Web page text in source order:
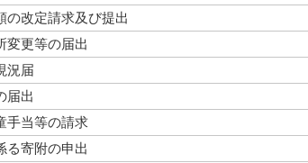
の改定請求及び提出
変更等の届出
況届
届出
手当等の請求
る寄附の申出